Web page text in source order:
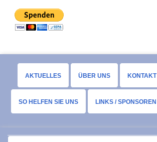
AKTUELLES ÜBER UNS KONTAKT
SO HELFEN SIE UNS LINKS / SPONSOREN